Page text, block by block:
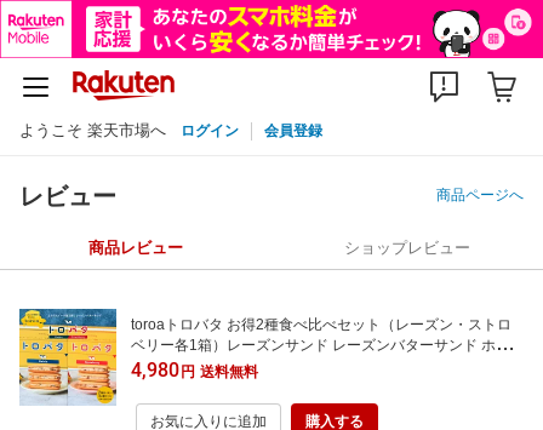
ようこそ 楽天市場へ ログイン 会員登録
レビュー 商品ページへ
商品レビュー ショップレビュー
toroaトロバタ お得2種食べ比べセット（レーズン・ストロ
ベリー各1箱）レーズンサンド レーズンバターサンド ホワ
イトデー お返し クッキー プチ ギフト 個包装 送料無料
4,980円 送料無料
お気に入りに追加 購入する